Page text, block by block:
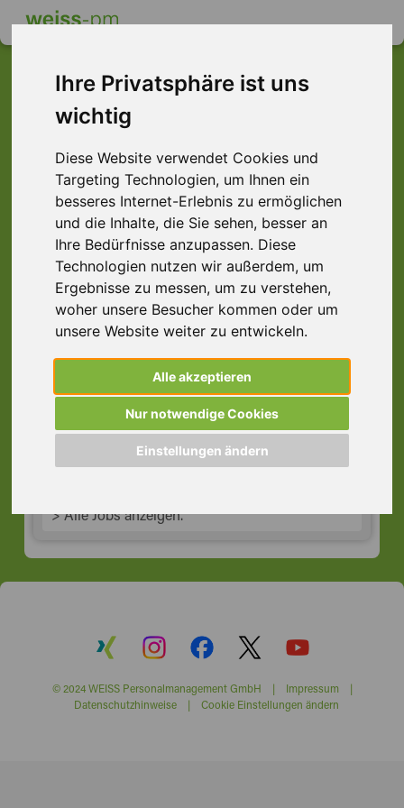
Ihre Privatsphäre ist uns
wichtig
Diese Website verwendet Cookies und
Targeting Technologien, um Ihnen ein
besseres Internet-Erlebnis zu ermöglichen
und die Inhalte, die Sie sehen, besser an
Ihre Bedürfnisse anzupassen. Diese
Technologien nutzen wir außerdem, um
Ergebnisse zu messen, um zu verstehen,
woher unsere Besucher kommen oder um
unsere Website weiter zu entwickeln.
Alle akzeptieren
Nur notwendige Cookies
Einstellungen ändern
Dieser Job ist leider
nicht mehr verfügbar ...
... aber vielleicht ist hier etwas dabei:
Logistikmitarbeiter (m/w/d)
63741 Aschaffenburg
> Alle Jobs anzeigen.
© 2024 WEISS Personalmanagement GmbH | Impressum|
Datenschutzhinweise| Cookie Einstellungen ändern